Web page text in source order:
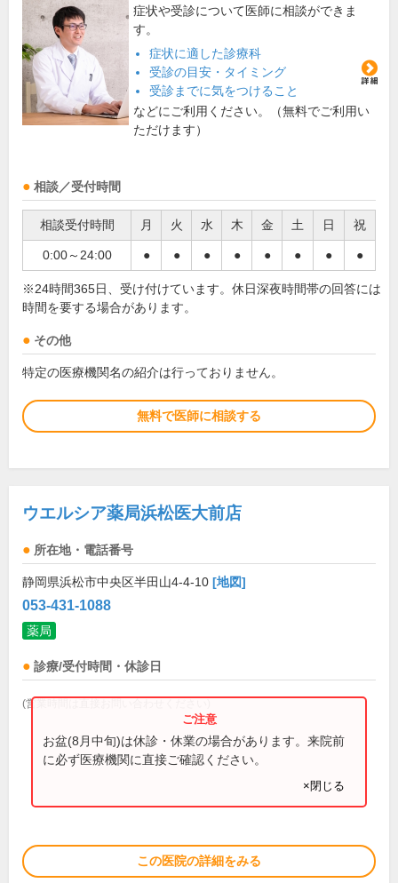
症状や受診について医師に相談ができま
す。
症状に適した診療科
受診の目安・タイミング
受診までに気をつけること
などにご利用ください。（無料でご利用い
ただけます）
相談／受付時間
相談受付時間 月 火 水 木 金 土 日 祝
0:00～24:00 ● ● ● ● ● ● ● ●
※24時間365日、受け付けています。休日深夜時間帯の回答には
時間を要する場合があります。
その他
特定の医療機関名の紹介は行っておりません。
無料で医師に相談する
ウエルシア薬局浜松医大前店
所在地・電話番号
静岡県浜松市中央区半田山4-4-10 [地図]
053-431-1088
薬局
診療/受付時間・休診日
(営業時間は直接お問い合わせください)
お盆(8月中旬)は休診・休業の場合があります。来院前
に必ず医療機関に直接ご確認ください。
×閉じる
この医院の詳細をみる